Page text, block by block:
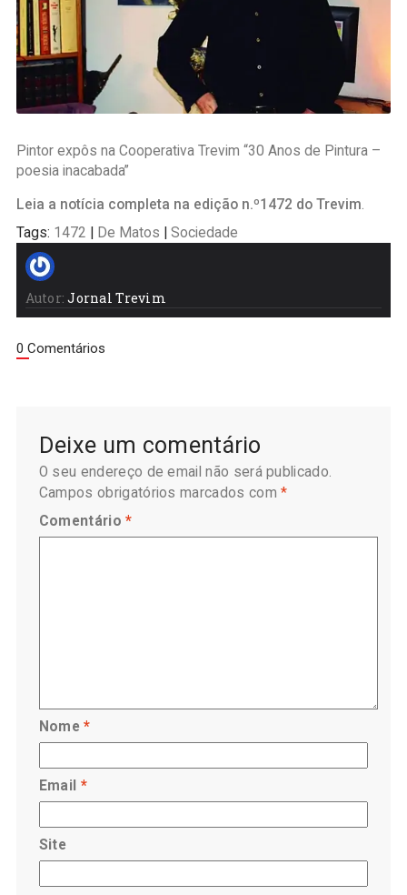
Pintor expôs na Cooperativa Trevim “30 Anos de Pintura –
poesia inacabada”
Leia a notícia completa na edição n.º1472 do Trevim.
Tags: 1472 De Matos Sociedade
Autor: Jornal Trevim
0 Comentários
Deixe um comentário
O seu endereço de email não será publicado.
Campos obrigatórios marcados com*
Comentário*
Nome*
Email *
Site